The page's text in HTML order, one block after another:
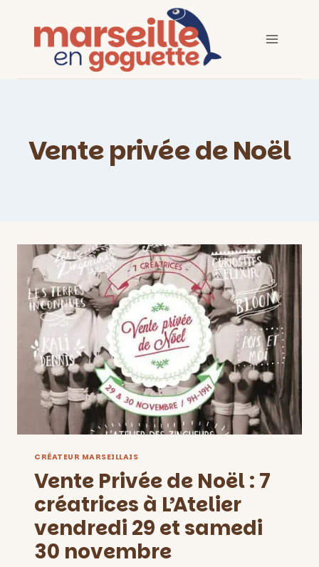
contenu
Vente privée de Noël
CRÉATEUR MARSEILLAIS
Vente Privée de Noël : 7
créatrices à L’Atelier
vendredi 29 et samedi
30 novembre